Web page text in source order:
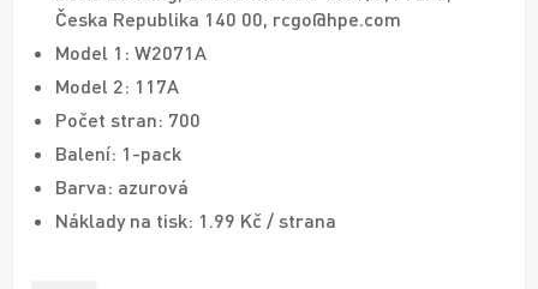
Česka Republika 140 00, rcgo@hpe.com
Model 1: W2071A
Model 2: 117A
Počet stran: 700
Balení: 1-pack
Barva: azurová
Náklady na tisk: 1.99 Kč / strana